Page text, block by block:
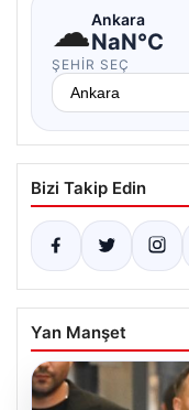
☁Ankara
NaN°C
ŞEHIR SEÇ
Bizi Takip Edin
Yan Manşet